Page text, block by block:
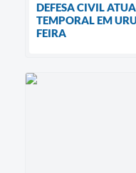
DEFESA CIVIL
TEMPORAL EM
FEIRA